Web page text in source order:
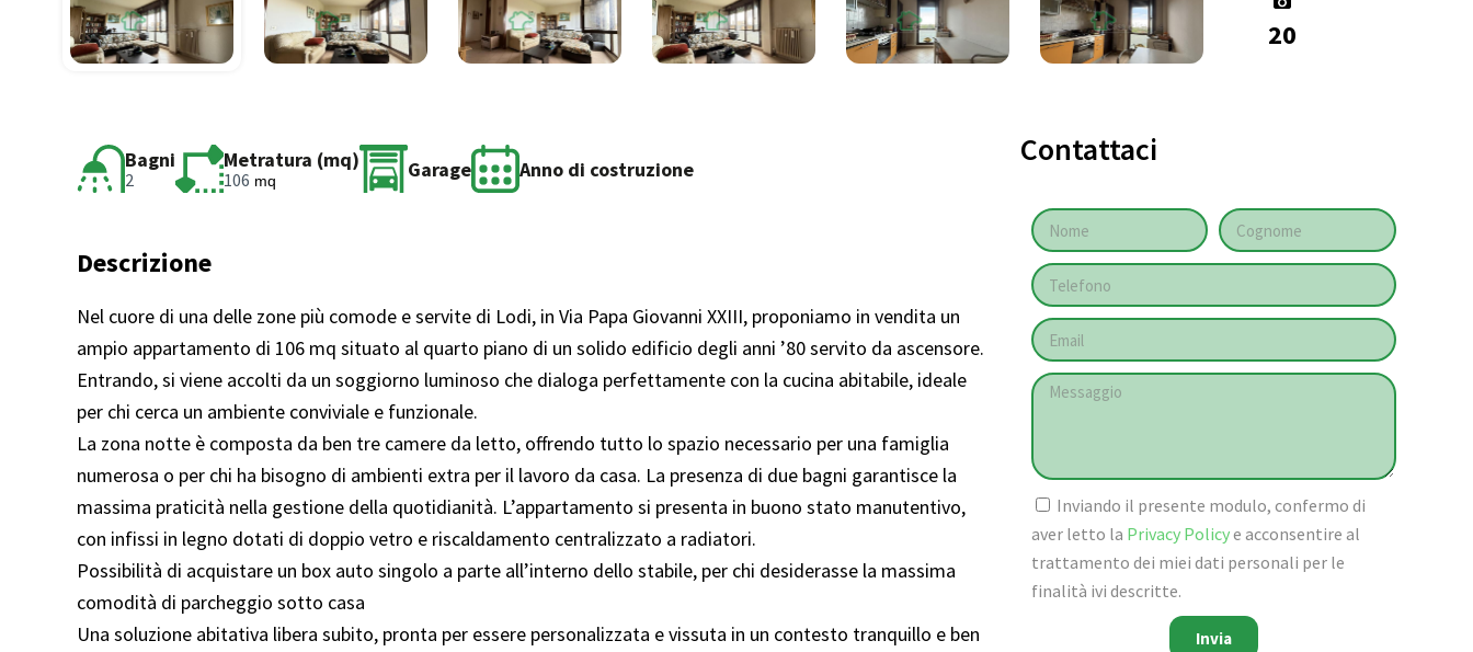
20
Bagni
2
Metratura (mq)
106 mq Garage Anno di costruzione
Descrizione
Nel cuore di una delle zone più comode e servite di Lodi, in Via Papa Giovanni XXIII, proponiamo in vendita un
ampio appartamento di 106 mq situato al quarto piano di un solido edificio degli anni ’80 servito da ascensore.
Entrando, si viene accolti da un soggiorno luminoso che dialoga perfettamente con la cucina abitabile, ideale
per chi cerca un ambiente conviviale e funzionale.
La zona notte è composta da ben tre camere da letto, offrendo tutto lo spazio necessario per una famiglia
numerosa o per chi ha bisogno di ambienti extra per il lavoro da casa. La presenza di due bagni garantisce la
massima praticità nella gestione della quotidianità. L’appartamento si presenta in buono stato manutentivo,
con infissi in legno dotati di doppio vetro e riscaldamento centralizzato a radiatori.
Possibilità di acquistare un box auto singolo a parte all’interno dello stabile, per chi desiderasse la massima
comodità di parcheggio sotto casa
Una soluzione abitativa libera subito, pronta per essere personalizzata e vissuta in un contesto tranquillo e ben
Contattaci
Inviando il presente modulo, confermo di
aver letto la Privacy Policye acconsentire al
trattamento dei miei dati personali per le
finalità ivi descritte.
Invia